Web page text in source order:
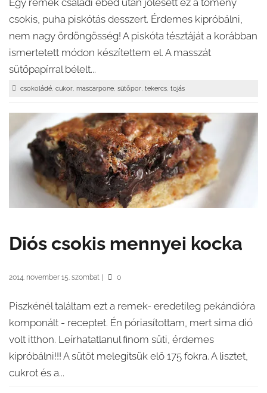
Egy remek családi ebéd után jólesett ez a tömény
csokis, puha piskótás desszert. Érdemes kipróbálni,
nem nagy ördöngösség! A piskóta tésztáját a korábban
ismertetett módon készítettem el. A masszát
sütőpapírral bélelt...
csokoládé, cukor, mascarpone, sütőpor, tekercs, tojás
Diós csokis mennyei kocka
2014. november 15. szombat 0
Piszkénél találtam ezt a remek- eredetileg pekándióra
komponált - receptet. Én póriasítottam, mert sima dió
volt itthon. Leírhatatlanul finom süti, érdemes
kipróbálni!!! A sütőt melegítsük elő 175 fokra. A lisztet,
cukrot és a...